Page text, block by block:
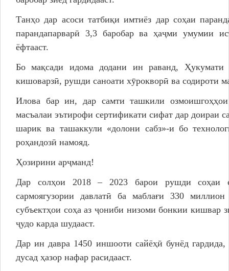
Танҳо дар асоси татбиқи имтиёз дар соҳаи
парандапарварӣ 3,3 баробар ва ҳаҷми умумии
ёфтааст.
Бо мақсади идома додани ин раванд, Ҳукумати
кишоварзӣ, рушди саноати хӯрокворӣ ва содироти
Илова бар ин, дар самти ташкили
масъалаи эътирофи сертификати сифат дар доираи
шарик ва ташаккули «долони сабз»-и бо
роҳандозӣ намояд.
Ҳозирини арҷманд!
Дар солҳои 2018 – 2023 барои рушди соҳаи
сармоягузории давлатӣ ба маблағи 330
субъектҳои соҳа аз ҷониби низоми бонкии кишвар
ҷудо карда шудааст.
Дар ин давра 1450 иншооти сайёҳӣ бунёд
дусад ҳазор нафар расидааст.